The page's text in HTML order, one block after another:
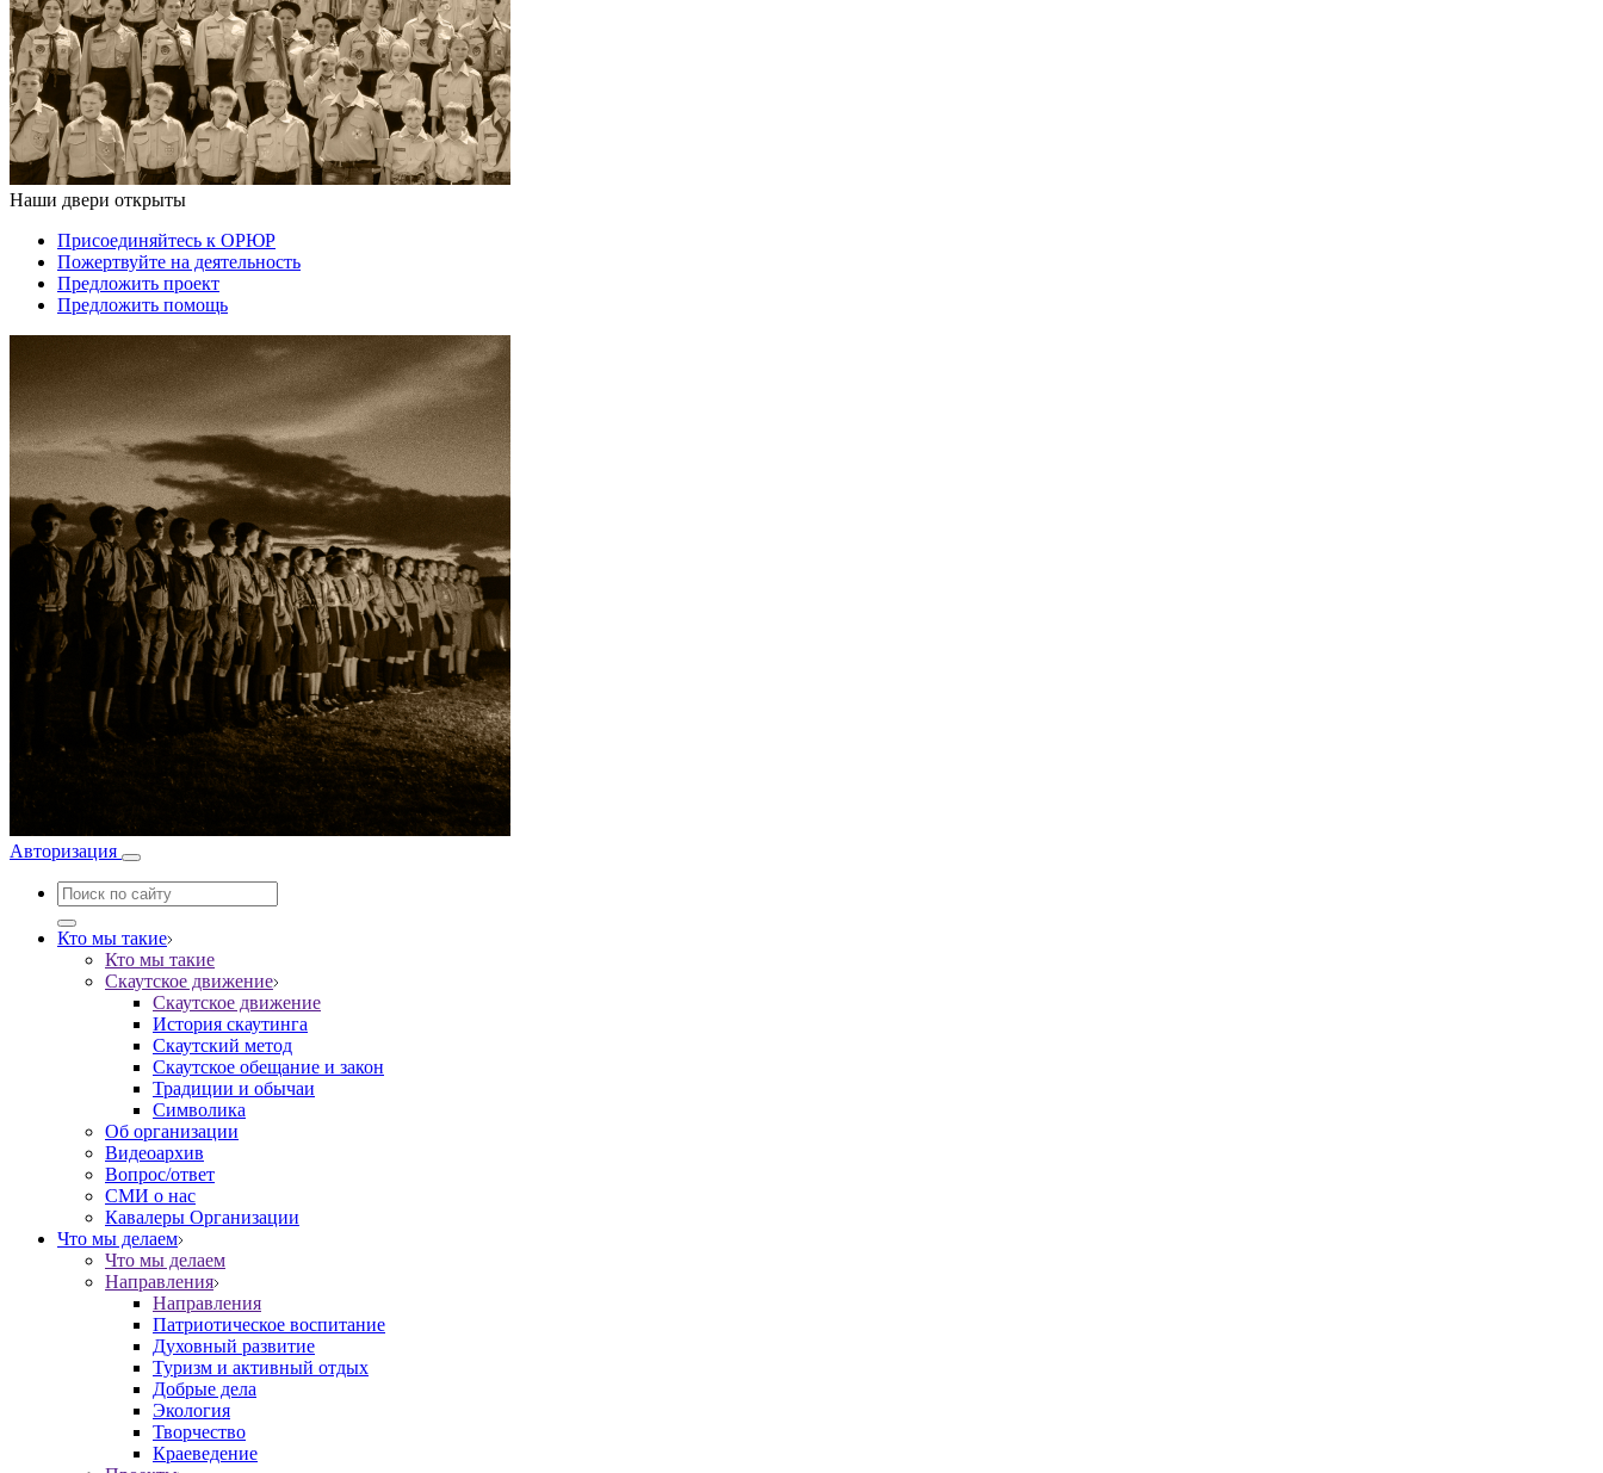
Наши двери открыты
Присоединяйтесь к ОРЮР
Пожертвуйте на деятельность
Предложить проект
Предложить помощь
Авторизация
Кто мы такие
Кто мы такие
Скаутское движение
Скаутское движение
История скаутинга
Скаутский метод
Скаутское обещание и закон
Традиции и обычаи
Символика
Об организации
Видеоархив
Вопрос/ответ
СМИ о нас
Кавалеры Организации
Что мы делаем
Что мы делаем
Направления
Направления
Патриотическое воспитание
Духовный развитие
Туризм и активный отдых
Добрые дела
Экология
Творчество
Краеведение